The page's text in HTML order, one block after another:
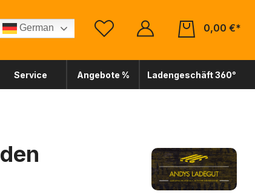
German
0,00 €*
Service Angebote % Ladengeschäft 360°